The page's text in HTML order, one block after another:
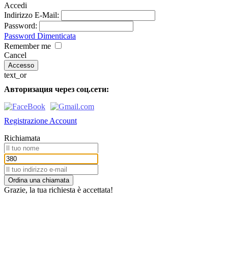
Accedi
Indirizzo E-Mail:
Password:
Password Dimenticata
Remember me
Cancel
text_or
Авторизация через соц.сети:
Registrazione Account
Richiamata
Ordina una chiamata
Grazie, la tua richiesta è accettata!